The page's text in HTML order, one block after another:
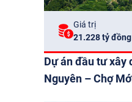
Giá trị
21.228 tỷ đồng
Dự án đầu tư xây
Nguyên – Chợ